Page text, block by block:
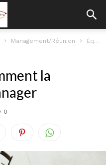
Management/Réunion Équipe projet : comment la constituer et la manager
la
0